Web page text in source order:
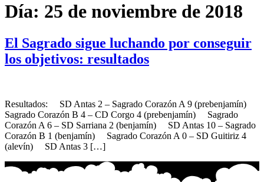
Día: 25 de noviembre de 2018
El Sagrado sigue luchando por conseguir
los objetivos: resultados
Resultados: SD Antas 2 – Sagrado Corazón A 9 (prebenjamín)
Sagrado Corazón B 4 – CD Corgo 4 (prebenjamín) Sagrado
Corazón A 6 – SD Sarriana 2 (benjamín) SD Antas 10 – Sagrado
Corazón B 1 (benjamín) Sagrado Corazón A 0 – SD Guitiriz 4
(alevín) SD Antas 3 […]